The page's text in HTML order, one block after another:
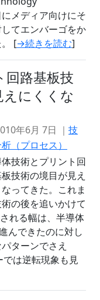
メディア向けにそ
てエンバーゴをか
[→続きを読む]
路基板技
にくくな
年6月 7日 ｜ 技
（プロセス）
技術とプリント回
技術の境目が見え
ってきた。これま
の後を追いかけて
れる幅は、半導体
んできたのに対し
ターンでさえ
は逆転現象も見